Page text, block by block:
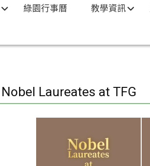
綠園行事曆 教學資訊
Nobel Laureates at TFG